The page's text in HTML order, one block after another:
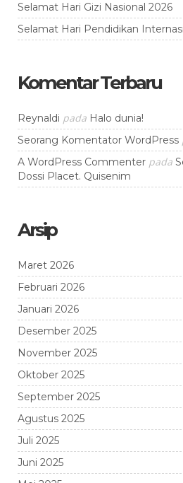
Selamat Hari Gizi Nasional 2026
Selamat Hari Pendidikan
Komentar Terbaru
Reynaldi pada Halo dunia!
Seorang Komentator WordPress
A WordPress Commenter pada
Dossi Placet. Quisenim
Arsip
Maret 2026
Februari 2026
Januari 2026
Desember 2025
November 2025
Oktober 2025
September 2025
Agustus 2025
Juli 2025
Juni 2025